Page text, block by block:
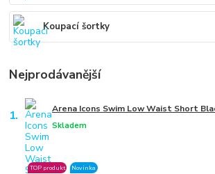
Koupací šortky
Nejprodávanější
1. Arena Icons Swim Low Waist Short
Skladem
TOP produkt Novinka